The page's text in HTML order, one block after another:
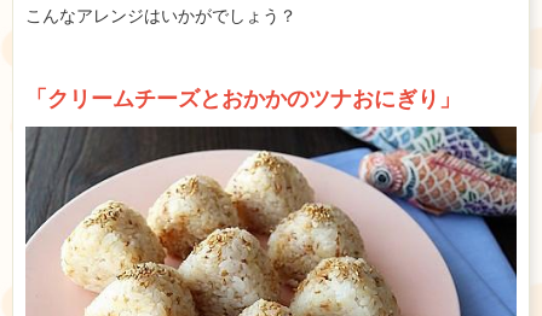
こんなアレンジはいかがでしょう？
「クリームチーズとおかかのツナおにぎり」